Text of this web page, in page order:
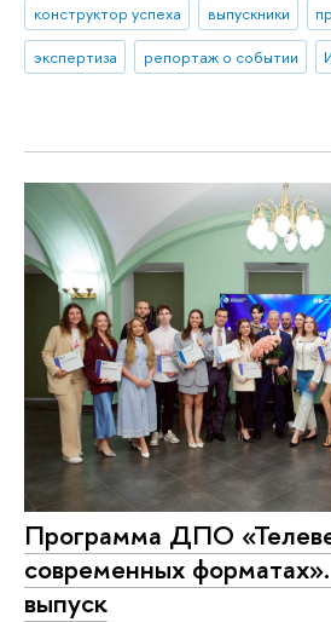
конструктор успеха
выпускники
экспертиза
репортаж о событии
Программа ДПО
современных
выпуск